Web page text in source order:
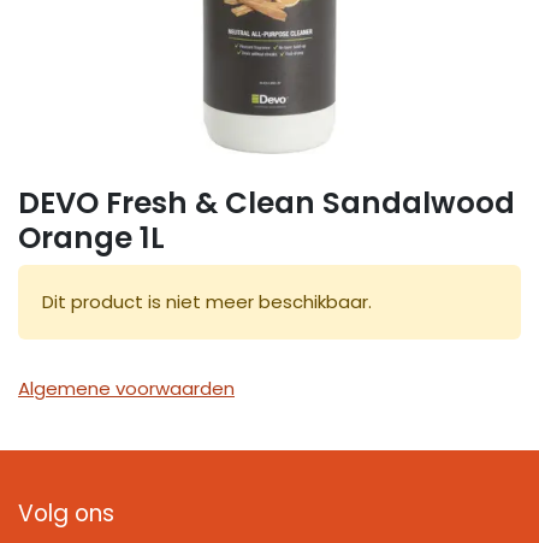
DEVO Fresh & Clean Sandalwood
Orange 1L
Dit product is niet meer beschikbaar.
Algemene voorwaarden
Volg ons